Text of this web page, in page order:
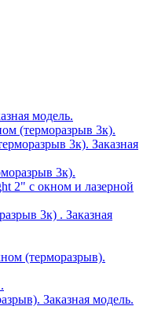
модель.
(терморазрыв 3к).
3к). Заказная
3к).
2" с окном и лазерной
3к) . Заказная
(терморазрыв).
Заказная модель.